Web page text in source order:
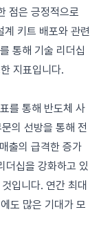
점은 긍정적으로
키트 배포와 관련
통해 기술 리더십
지표입니다.
를 통해 반도체 사
의 선방을 통해 전
출의 급격한 증가
더십을 강화하고 있
입니다. 연간 최대
도 많은 기대가 모